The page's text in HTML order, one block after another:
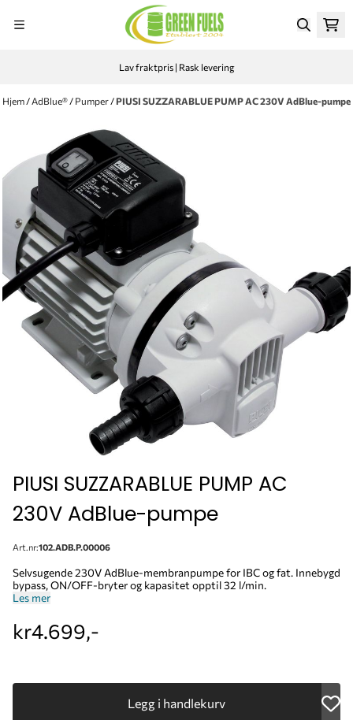
Lav fraktpris | Rask levering
Hjem / AdBlue® / Pumper /PIUSI SUZZARABLUE PUMP AC 230V AdBlue-pumpe
PIUSI SUZZARABLUE PUMP AC
230V AdBlue-pumpe
Art.nr:102.ADB.P.00006
Selvsugende 230V AdBlue-membranpumpe for IBC og fat. Innebygd
bypass, ON/OFF-bryter og kapasitet opptil 32 l/min.
Les mer
kr4.699,-
Legg i handlekurv